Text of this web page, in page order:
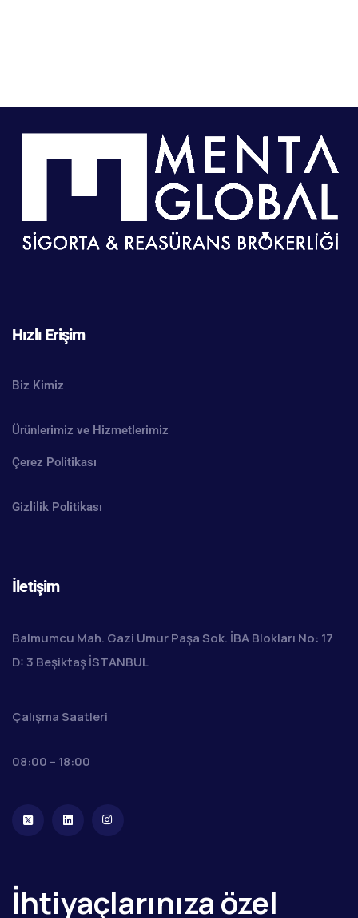
Hızlı Erişim
Biz Kimiz
Ürünlerimiz ve Hizmetlerimiz
Çerez Politikası
Gizlilik Politikası
İletişim
Balmumcu Mah. Gazi Umur Paşa Sok. İBA Blokları No: 17
D: 3 Beşiktaş İSTANBUL
Çalışma Saatleri
08:00 – 18:00
İhtiyaçlarınıza özel